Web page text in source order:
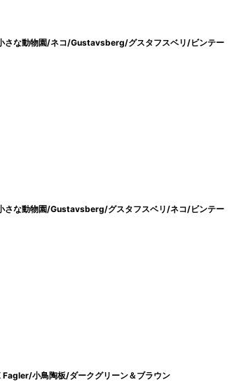
な動物園/ネコ/Gustavsberg/グスタフスベリ/ビンテー
な動物園/Gustavsberg/グスタフスベリ/ネコ/ビンテー
小鳥陶板/ダークグリーン＆ブラウン